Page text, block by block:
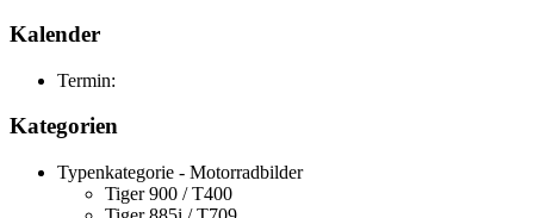
Kalender
Termin:
Kategorien
Typenkategorie - Motorradbilder
Tiger 900 / T400